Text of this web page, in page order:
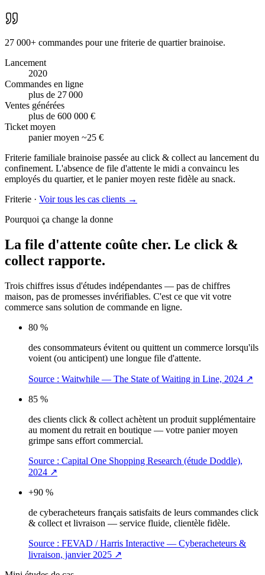
27 000+ commandes pour une friterie de quartier brainoise.
Lancement
2020
Commandes en ligne
plus de 27 000
Ventes générées
plus de 600 000 €
Ticket moyen
panier moyen ~25 €
Friterie familiale brainoise passée au click & collect au lancement du
confinement. L'absence de file d'attente le midi a convaincu les
employés du quartier, et le panier moyen reste fidèle au snack.
Friterie · Voir tous les cas clients →
Pourquoi ça change la donne
La file d'attente coûte cher. Le click &
collect rapporte.
Trois chiffres issus d'études indépendantes — pas de chiffres
maison, pas de promesses invérifiables. C'est ce que vit votre
commerce sans solution de commande en ligne.
80 %
des consommateurs évitent ou quittent un commerce lorsqu'ils
voient (ou anticipent) une longue file d'attente.
Source : Waitwhile — The State of Waiting in Line, 2024 ↗
85 %
des clients click & collect achètent un produit supplémentaire
au moment du retrait en boutique — votre panier moyen
grimpe sans effort commercial.
Source : Capital One Shopping Research (étude Doddle),
2024 ↗
+90 %
de cyberacheteurs français satisfaits de leurs commandes click
& collect et livraison — service fluide, clientèle fidèle.
Source : FEVAD / Harris Interactive — Cyberacheteurs &
livraison, janvier 2025 ↗